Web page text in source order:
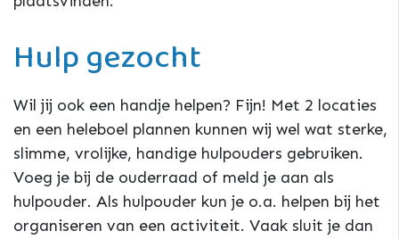
Hulp gezocht
Wil jij ook een handje helpen? Fijn! Met 2 locaties
en een heleboel plannen kunnen wij wel wat sterke,
slimme, vrolijke, handige hulpouders gebruiken.
Voeg je bij de ouderraad of meld je aan als
hulpouder. Als hulpouder kun je o.a. helpen bij het
organiseren van een activiteit. Vaak sluit je dan